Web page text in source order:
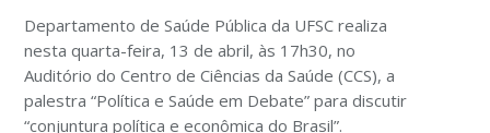
Departamento de Saúde Pública da UFSC realiza
nesta quarta-feira, 13 de abril, às 17h30, no
Auditório do Centro de Ciências da Saúde (CCS), a
palestra “Política e Saúde em Debate” para discutir
“conjuntura política e econômica do Brasil”.